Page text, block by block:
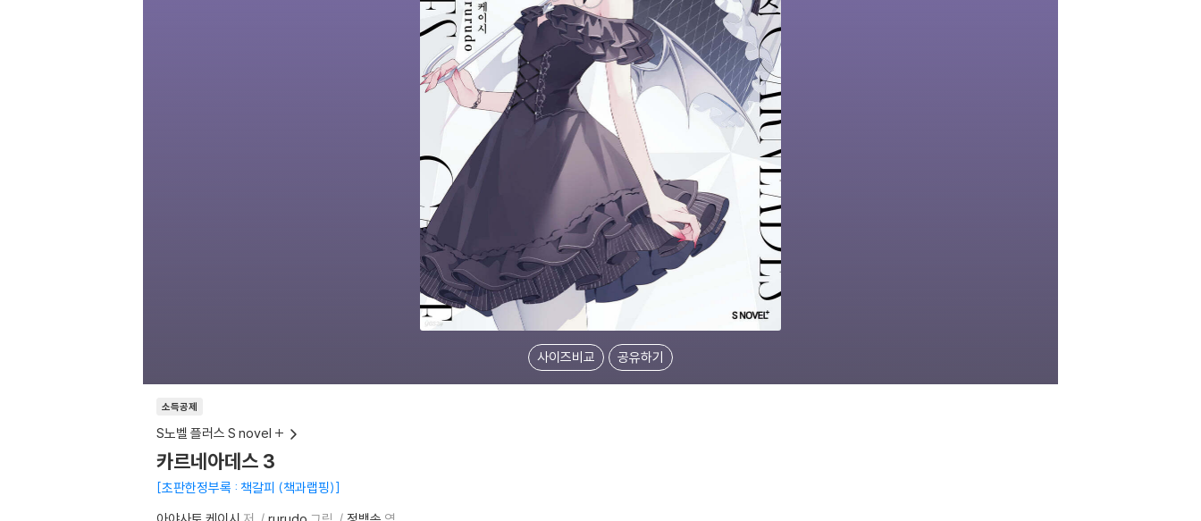
사이즈비교 공유하기
소득공제
S노벨 플러스 S novel +
카르네아데스 3
초판한정부록 : 책갈피 (책과랩핑)